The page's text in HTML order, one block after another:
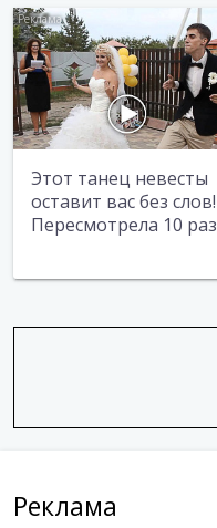
Этот танец невесты
оставит вас без слов!
Пересмотрела 10 раз
Реклама